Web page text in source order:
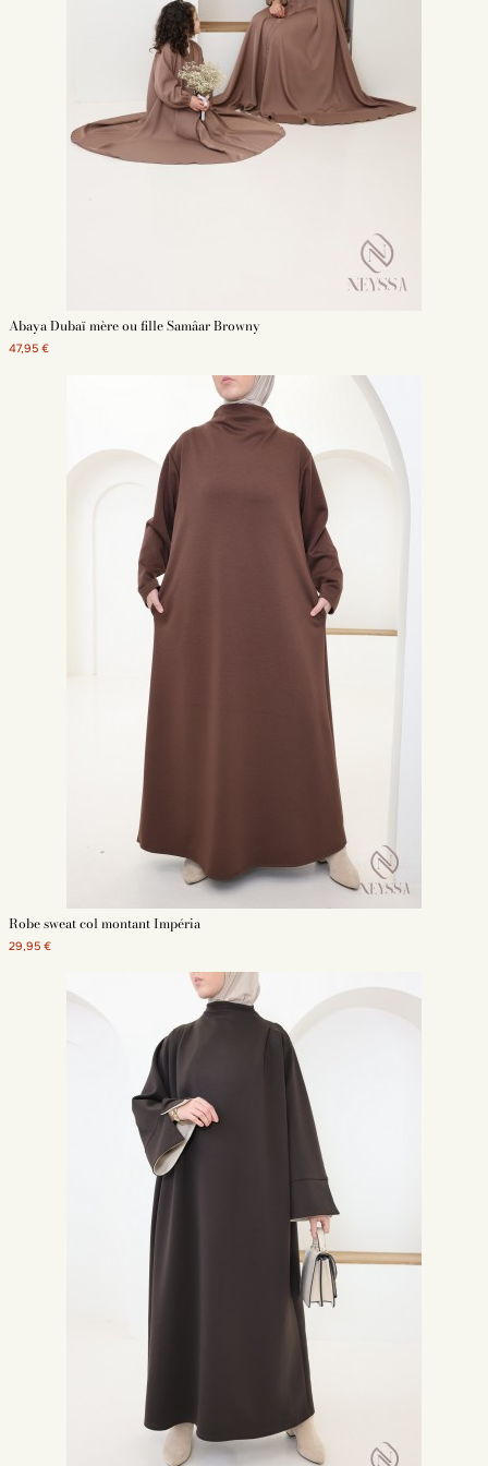
Abaya Dubaï mère ou fille Samâar Browny
47,95 €
Robe sweat col montant Impéria
29,95 €